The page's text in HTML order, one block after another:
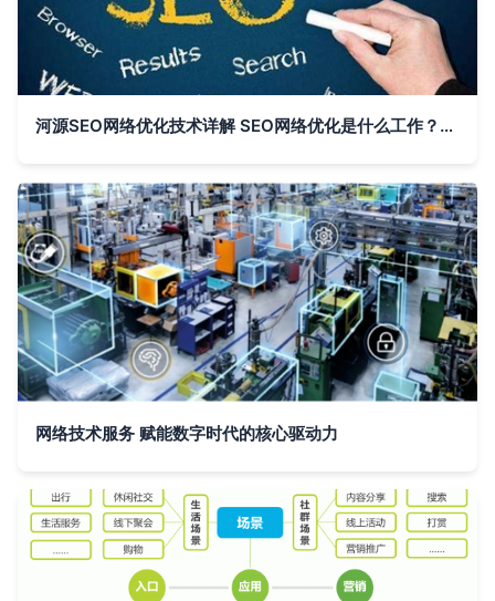
河源SEO网络优化技术详解 SEO网络优化是什么工作？2024年07月更新
网络技术服务 赋能数字时代的核心驱动力